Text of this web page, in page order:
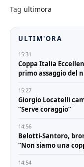
Tag ultimora
ULTIM'ORA
15:31
Coppa Italia
primo assaggio del
15:27
Giorgio Locatelli
“Serve coraggio”
14:56
Belotti-Santoro,
“Non siamo una
14:54